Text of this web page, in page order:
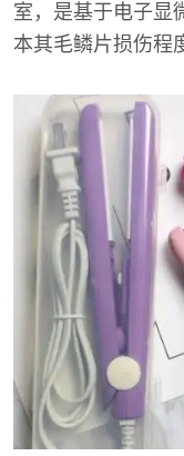
室，是基于电子显
本其毛鳞片损伤程